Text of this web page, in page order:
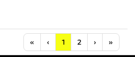
« Anfang
‹ Vorherige
1 2 ›Nächste
»